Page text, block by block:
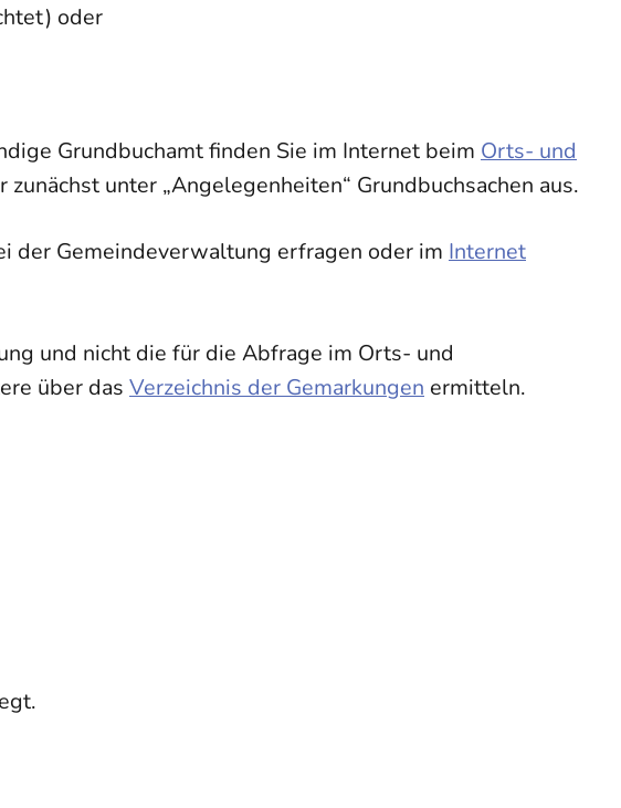
oder
Grundbuchamt finden Sie im Internet beim Orts- und
unter „Angelegenheiten“ Grundbuchsachen aus.
der Gemeindeverwaltung erfragen oder im Internet
und nicht die für die Abfrage im Orts- und
über das Verzeichnis der Gemarkungen ermitteln.